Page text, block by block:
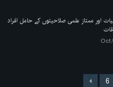
اور ممتاز علمی صلاحیتوں کے حامل افراد
6